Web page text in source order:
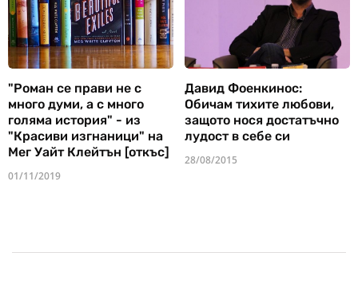
"Роман се прави не с
много думи, а с много
голяма история" - из
"Красиви изгнаници" на
Мег Уайт Клейтън [откъс]
01/11/2019
Давид Фоенкинос:
Обичам тихите любови,
защото нося достатъчно
лудост в себе си
28/08/2015